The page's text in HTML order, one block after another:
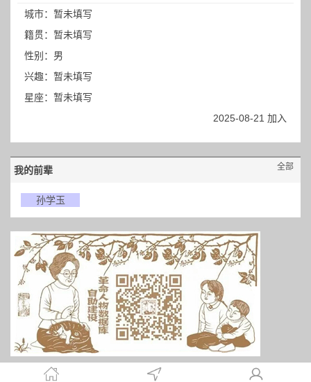
城市：暂未填写
籍贯：暂未填写
性别：男
兴趣：暂未填写
星座：暂未填写
2025-08-21 加入
我的前辈 全部
孙学玉